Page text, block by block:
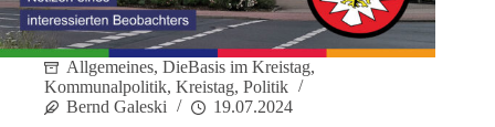
Allgemeines, DieBasis im Kreistag,
Kommunalpolitik, Kreistag, Politik
Bernd Galeski
19.07.2024